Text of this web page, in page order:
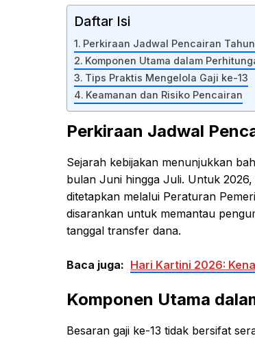
Daftar Isi
Perkiraan Jadwal Pencairan
Komponen Utama dalam
Tips Praktis Mengelola Gaji ke-13
Keamanan dan Risiko Pencairan
Perkiraan Jadwal
Sejarah kebijakan menunjukkan
bulan Juni hingga Juli. Untuk
ditetapkan melalui Peraturan
disarankan untuk memantau
tanggal transfer dana.
Baca juga: Hari Kartini 2026:
Komponen Utama
Besaran gaji ke-13 tidak bersifat